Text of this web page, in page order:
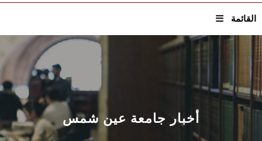
القائمة
الرئيسيـة
عن الجامعة
القطاعـات أخبار جامعة عين شمس